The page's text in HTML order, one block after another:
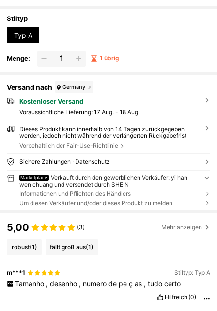
Stiltyp
Typ A
Menge: 1 übrig
Versand nach Germany
Kostenloser Versand
Voraussichtliche Lieferung: 17 Aug. - 18 Aug.
Dieses Produkt kann innerhalb von 14 Tagen zurückgegeben
werden, jedoch nicht während der verlängerten Rückgabefrist
Vorbehaltlich der Fair-Use-Richtlinie
Sichere Zahlungen · Datenschutz
Marketplace
Verkauft durch den gewerblichen Verkäufer: yi han
wen chuang und versendet durch SHEIN
Informationen und Pflichten des Händlers
Um diesen Verkäufer und/oder dieses Produkt zu melden
5,00 (3) Mehr anzeigen
robust(1) fällt groß aus(1)
m***1 Stiltyp: Typ A
Tamanho , desenho , numero de pe ç as , tudo certo
Hilfreich (0)